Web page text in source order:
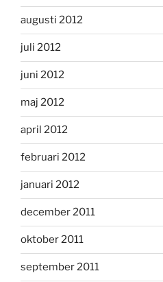
augusti 2012
juli 2012
juni 2012
maj 2012
april 2012
februari 2012
januari 2012
december 2011
oktober 2011
september 2011